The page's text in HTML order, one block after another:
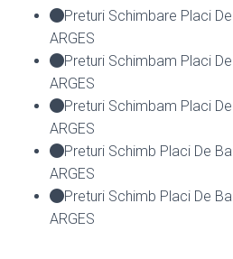
Preturi Schimbare Placi
ARGES
Preturi Schimbam Placi
ARGES
Preturi Schimbam Placi
ARGES
Preturi Schimb Placi De
ARGES
Preturi Schimb Placi De
ARGES